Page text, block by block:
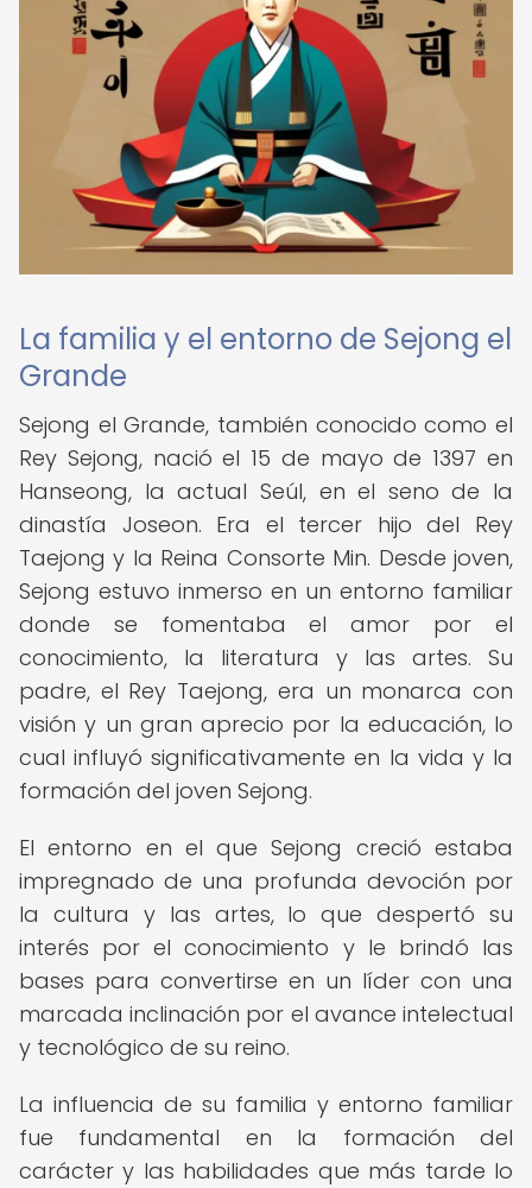
La familia y el entorno de Sejong el
Grande
Sejong el Grande, también conocido como el
Rey Sejong, nació el 15 de mayo de 1397 en
Hanseong, la actual Seúl, en el seno de la
dinastía Joseon. Era el tercer hijo del Rey
Taejong y la Reina Consorte Min. Desde joven,
Sejong estuvo inmerso en un entorno familiar
donde se fomentaba el amor por el
conocimiento, la literatura y las artes. Su
padre, el Rey Taejong, era un monarca con
visión y un gran aprecio por la educación, lo
cual influyó significativamente en la vida y la
formación del joven Sejong.
El entorno en el que Sejong creció estaba
impregnado de una profunda devoción por
la cultura y las artes, lo que despertó su
interés por el conocimiento y le brindó las
bases para convertirse en un líder con una
marcada inclinación por el avance intelectual
y tecnológico de su reino.
La influencia de su familia y entorno familiar
fue fundamental en la formación del
carácter y las habilidades que más tarde lo